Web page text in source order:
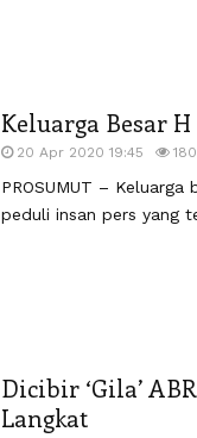
Keluarga Besar
20 Apr 2020 19:45 180
PROSUMUT –
peduli insan pers yang
Dicibir ‘Gila’
Langkat